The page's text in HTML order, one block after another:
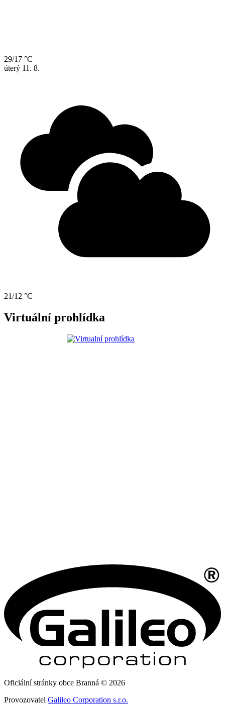
29/17 °C
úterý 11. 8.
21/12 °C
Virtuální prohlídka
Oficiální stránky obce Branná © 2026
Provozovatel Galileo Corporation s.r.o.